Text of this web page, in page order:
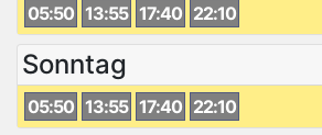
05:50 13:55 17:40 22:10
Sonntag
05:50 13:55 17:40 22:10